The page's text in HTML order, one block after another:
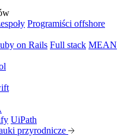
Programiści offshore
on Rails Full stack MEAN
UiPath
przyrodnicze